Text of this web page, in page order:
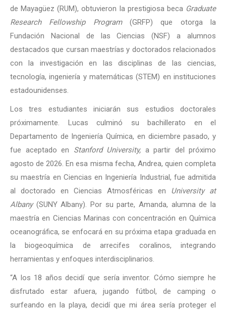
de Mayagüez (RUM), obtuvieron la prestigiosa beca Graduate
Research Fellowship Program(GRFP) que otorga la
Fundación Nacional de las Ciencias (NSF) a alumnos
destacados que cursan maestrías y doctorados relacionados
con la investigación en las disciplinas de las ciencias,
tecnología, ingeniería y matemáticas (STEM) en instituciones
estadounidenses.
Los tres estudiantes iniciarán sus estudios doctorales
próximamente. Lucas culminó su bachillerato en el
Departamento de Ingeniería Química, en diciembre pasado, y
fue aceptado en Stanford University, a partir del próximo
agosto de 2026. En esa misma fecha, Andrea, quien completa
su maestría en Ciencias en Ingeniería Industrial, fue admitida
al doctorado en Ciencias Atmosféricas en University at
Albany(SUNY Albany). Por su parte, Amanda, alumna de la
maestría en Ciencias Marinas con concentración en Química
oceanográfica, se enfocará en su próxima etapa graduada en
la biogeoquímica de arrecifes coralinos, integrando
herramientas y enfoques interdisciplinarios.
“A los 18 años decidí que sería inventor. Cómo siempre he
disfrutado estar afuera, jugando fútbol, de camping o
surfeando en la playa, decidí que mi área sería proteger el